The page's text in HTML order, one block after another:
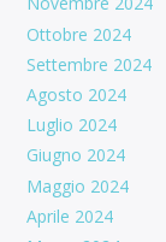
Ottobre 2024
Settembre 2024
Agosto 2024
Luglio 2024
Giugno 2024
Maggio 2024
Aprile 2024